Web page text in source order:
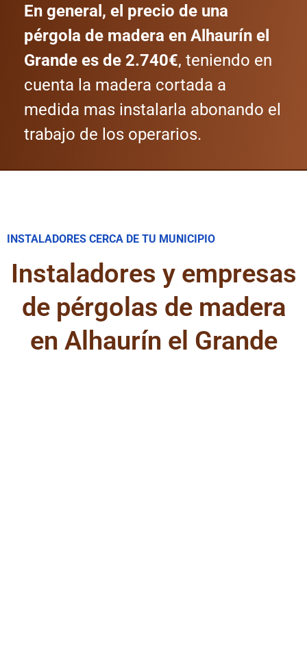
En general, el precio de una
pérgola de madera en Alhaurín el
Grande es de 2.740€, teniendo en
cuenta la madera cortada a
medida mas instalarla abonando el
trabajo de los operarios.
INSTALADORES CERCA DE TU MUNICIPIO
Instaladores y empresas
de pérgolas de madera
en Alhaurín el Grande